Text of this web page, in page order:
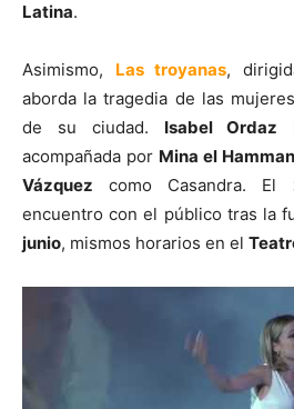
Latina.
Asimismo, Las troyanas,
aborda la tragedia de las
de su ciudad. Isabel Ordaz
acompañada por Mina el
Vázquez como Casandra. El
encuentro con el público tras la
junio, mismos horarios en el